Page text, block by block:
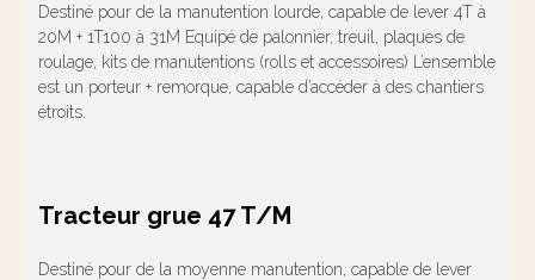
Destiné pour de la manutention lourde, capable de lever 4T à
20M + 1T100 à 31M Equipé de palonnier, treuil, plaques de
roulage, kits de manutentions (rolls et accessoires) L’ensemble
est un porteur + remorque, capable d’accéder à des chantiers
étroits.
Tracteur grue 47 T/M
Destiné pour de la moyenne manutention, capable de lever